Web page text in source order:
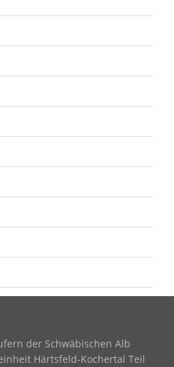
der Schwäbischen Alb
Härtsfeld-Kochertal Teil